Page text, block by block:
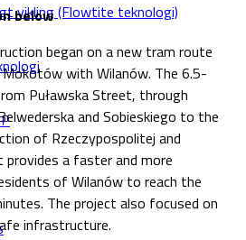
vikling (Flowtite teknologi)
below
began on a new tram route
with Wilanów. The 6.5-
Puławska Street, through
and Sobieskiego to the
of Rzeczypospolitej and
provides a faster and more
of Wilanów to reach the
The project also focused on
infrastructure.